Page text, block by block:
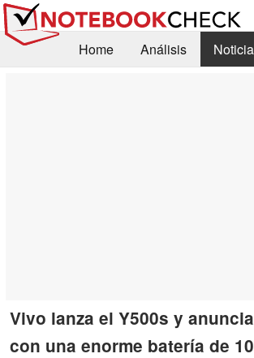
Home Análisis
Vivo lanza el Y500s y
con una enorme batería de